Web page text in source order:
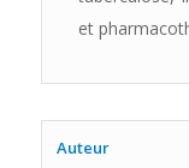
et
Auteur